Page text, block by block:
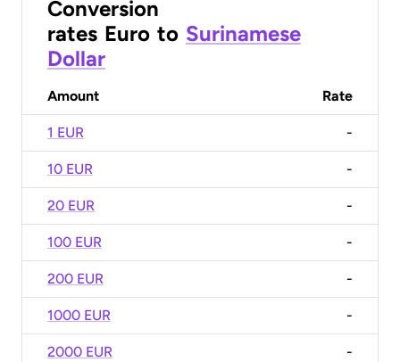
Conversion
rates Euro to Surinamese
Dollar
Amount Rate
1 EUR -
10 EUR -
20 EUR -
100 EUR -
200 EUR -
1000 EUR -
2000 EUR -